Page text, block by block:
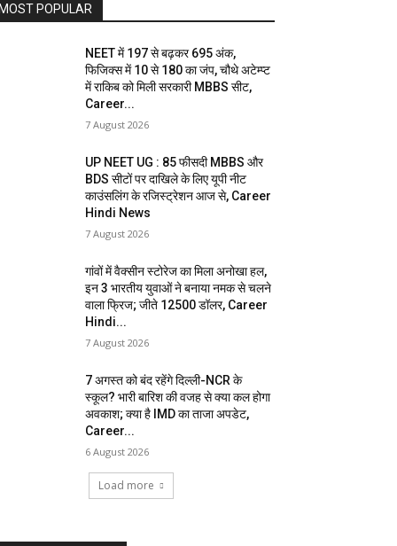
MOST POPULAR
NEET में 197 से बढ़कर 695 अंक,
फिजिक्स में 10 से 180 का जंप, चौथे अटेम्प्ट
में राकिब को मिली सरकारी MBBS सीट,
Career...
7 August 2026
UP NEET UG : 85 फीसदी MBBS और
BDS सीटों पर दाखिले के लिए यूपी नीट
काउंसलिंग के रजिस्ट्रेशन आज से, Career
Hindi News
7 August 2026
गांवों में वैक्सीन स्टोरेज का मिला अनोखा हल,
इन 3 भारतीय युवाओं ने बनाया नमक से चलने
वाला फ्रिज; जीते 12500 डॉलर, Career
Hindi...
7 August 2026
7 अगस्त को बंद रहेंगे दिल्ली-NCR के
स्कूल? भारी बारिश की वजह से क्या कल होगा
अवकाश; क्या है IMD का ताजा अपडेट,
Career...
6 August 2026
Load more